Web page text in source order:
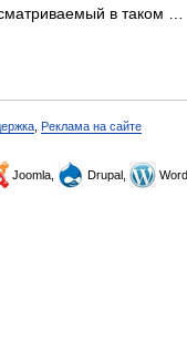
в таком …
Реклама на сайте
Joomla, Drupal,